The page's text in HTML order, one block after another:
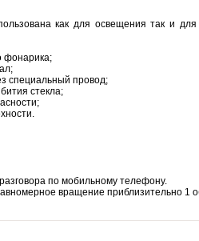
как для освещения так и
фонарика;
специальный провод;
стекла;
по мобильному телефону.
вращение приблизительно 1